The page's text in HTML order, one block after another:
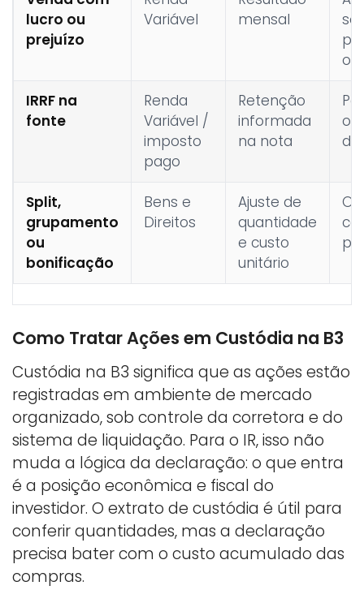
lucro ou
prejuízo
Variável
mensal
IRRF na
fonte
Renda
Variável /
imposto
pago
Retenção
informada
na nota
o
Split,
grupamento
ou
bonificação
Bens e
Direitos
Ajuste de
quantidade
e custo
unitário
O
Como Tratar Ações em Custódia na B3
Custódia na B3 significa que as ações estão
registradas em ambiente de mercado
organizado, sob controle da corretora e do
sistema de liquidação. Para o IR, isso não
muda a lógica da declaração: o que entra
é a posição econômica e fiscal do
investidor. O extrato de custódia é útil para
conferir quantidades, mas a declaração
precisa bater com o custo acumulado das
compras.